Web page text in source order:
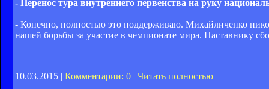
- Перенос тура внутреннего первенства на руку
- Конечно, полностью это поддерживаю. Михайличенко
нашей борьбы за участие в чемпионате мира. Наставнику
10.03.2015 | Комментарии: 0 | Читать полностью